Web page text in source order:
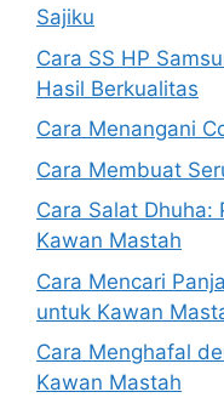
Sajiku
Cara SS HP
Hasil Berkualitas
Cara Menangani
Cara Membuat
Cara Salat Dhuha:
Kawan Mastah
Cara Mencari
untuk Kawan
Cara Menghafal
Kawan Mastah